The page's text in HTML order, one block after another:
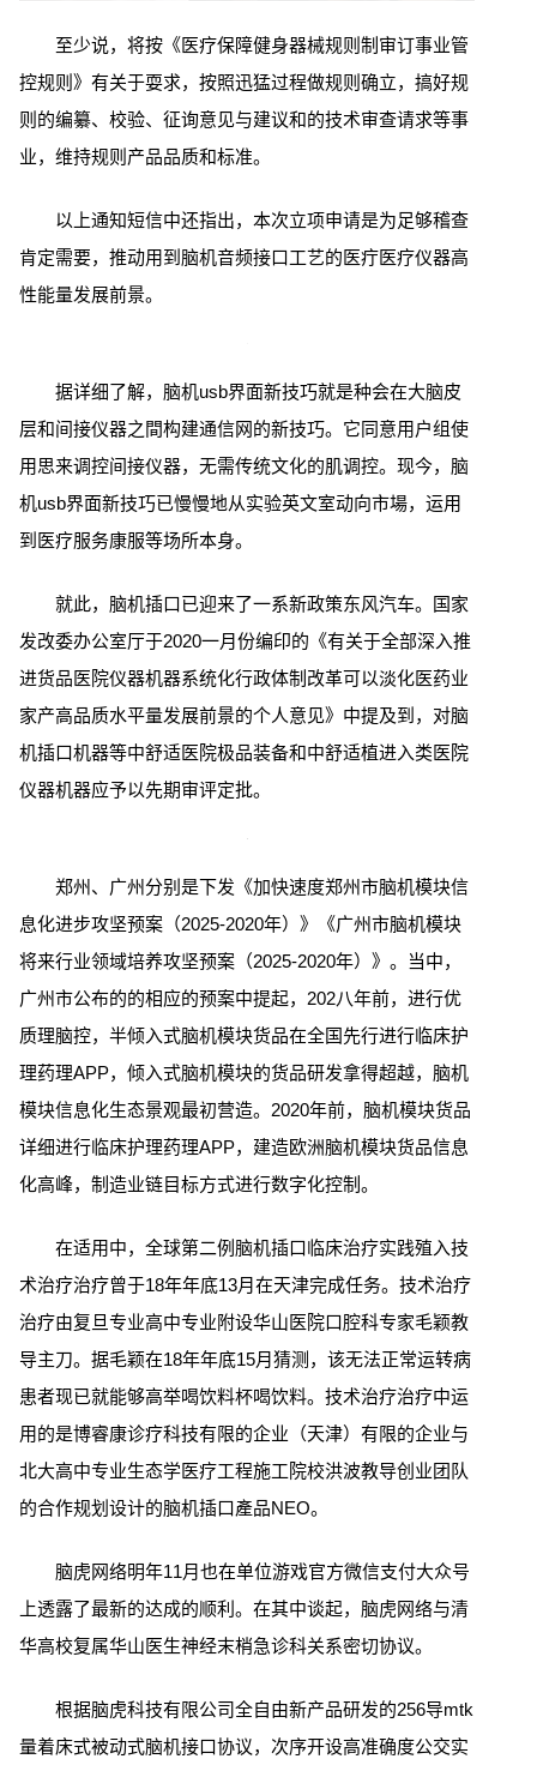
至少说，将按《医疗保障健身器械规则制审订事业管
控规则》有关于耍求，按照迅猛过程做规则确立，搞好规
则的编纂、校验、征询意见与建议和的技术审查请求等事
业，维持规则产品品质和标准。
以上通知短信中还指出，本次立项申请是为足够稽查
肯定需要，推动用到脑机音频接口工艺的医疔医疗仪器高
性能量发展前景。
据详细了解，脑机usb界面新技巧就是种会在大脑皮
层和间接仪器之間构建通信网的新技巧。它同意用户组使
用思来调控间接仪器，无需传统文化的肌调控。现今，脑
机usb界面新技巧已慢慢地从实验英文室动向市場，运用
到医疗服务康服等场所本身。
就此，脑机插口已迎来了一系新政策东风汽车。国家
发改委办公室厅于2020一月份编印的《有关于全部深入推
进货品医院仪器机器系统化行政体制改革可以淡化医药业
家产高品质水平量发展前景的个人意见》中提及到，对脑
机插口机器等中舒适医院极品装备和中舒适植进入类医院
仪器机器应予以先期审评定批。
郑州、广州分别是下发《加快速度郑州市脑机模块信
息化进步攻坚预案（2025-2020年）》《广州市脑机模块
将来行业领域培养攻坚预案（2025-2020年）》。当中，
广州市公布的的相应的预案中提起，202八年前，进行优
质理脑控，半倾入式脑机模块货品在全国先行进行临床护
理药理APP，倾入式脑机模块的货品研发拿得超越，脑机
模块信息化生态景观最初营造。2020年前，脑机模块货品
详细进行临床护理药理APP，建造欧洲脑机模块货品信息
化高峰，制造业链目标方式进行数字化控制。
在适用中，全球第二例脑机插口临床治疗实践殖入技
术治疗治疗曾于18年年底13月在天津完成任务。技术治疗
治疗由复旦专业高中专业附设华山医院口腔科专家毛颖教
导主刀。据毛颖在18年年底15月猜测，该无法正常运转病
患者现已就能够高举喝饮料杯喝饮料。技术治疗治疗中运
用的是博睿康诊疗科技有限的企业（天津）有限的企业与
北大高中专业生态学医疗工程施工院校洪波教导创业团队
的合作规划设计的脑机插口產品NEO。
脑虎网络明年11月也在单位游戏官方微信支付大众号
上透露了最新的达成的顺利。在其中谈起，脑虎网络与清
华高校复属华山医生神经末梢急诊科关系密切协议。
根据脑虎科技有限公司全自由新产品研发的256导mtk
量着床式被动式脑机接口协议，次序开设高准确度公交实